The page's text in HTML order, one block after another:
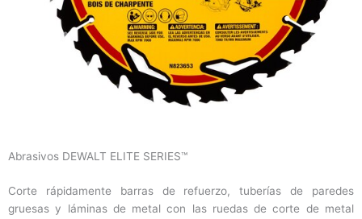
Abrasivos DEWALT ELITE SERIES™
Corte rápidamente barras de refuerzo, tuberías de paredes
gruesas y láminas de metal con las ruedas de corte de metal